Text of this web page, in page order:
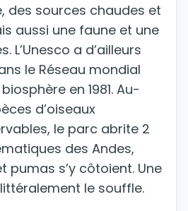
des sources chaudes et
aussi une faune et une
L’Unesco a d’ailleurs
le Réseau mondial
en 1981. Au-
d’oiseaux
le parc abrite 2
des Andes,
pumas s’y côtoient. Une
le souffle.